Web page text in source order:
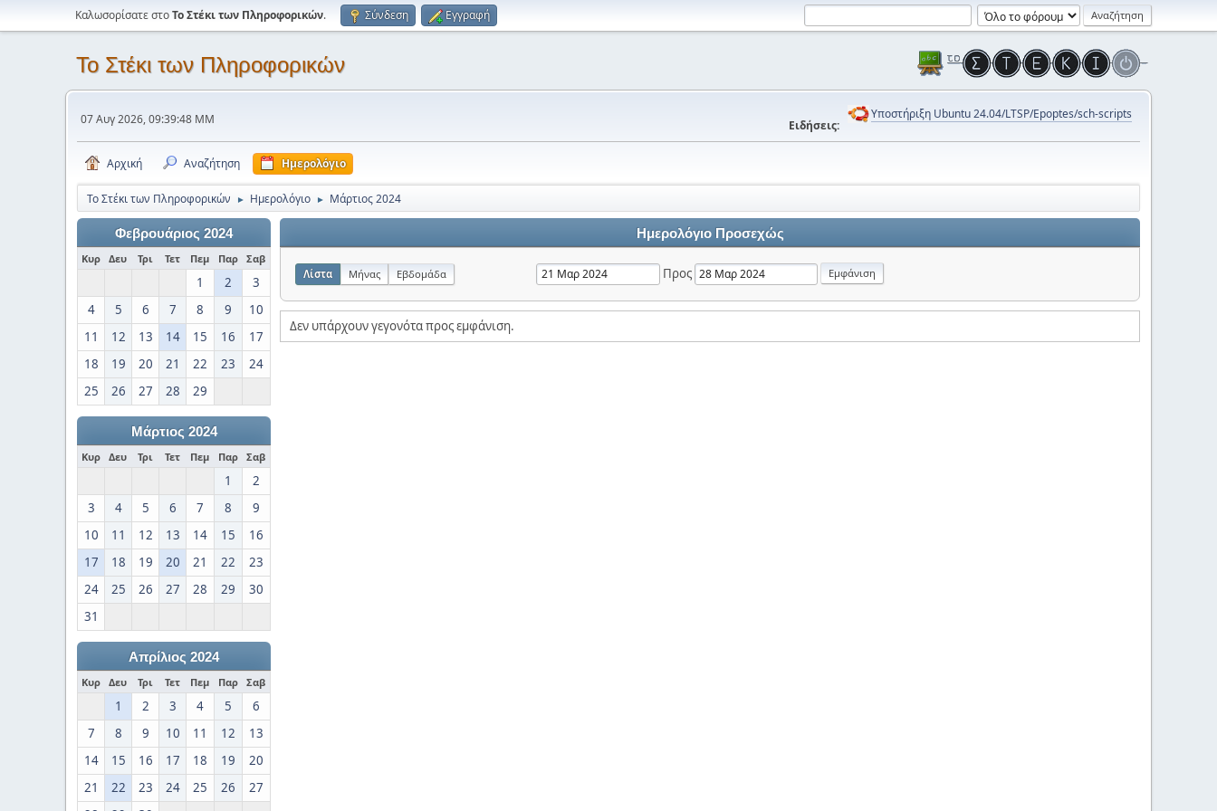
Καλωσορίσατε στοΤο Στέκι των Πληροφορικών. Σύνδεση Εγγραφή
Το Στέκι των Πληροφορικών
07 Αυγ 2026, 09:39:48 ΜΜ Ειδήσεις:
Υποστήριξη Ubuntu 24.04/LTSP/Epoptes/sch-scripts
Αρχική Αναζήτηση Ημερολόγιο
Το Στέκι των Πληροφορικών ► Ημερολόγιο ► Μάρτιος 2024
Φεβρουάριος 2024
Κυρ Δευ Τρι Τετ Πεμ Παρ Σαβ
1 2
3
4
5 6 7 8 9
10
11
12 13 14 15 16
17
18
19 20 21 22 23
24
25
26 27 28 29
Μάρτιος 2024
Κυρ Δευ Τρι Τετ Πεμ Παρ Σαβ
1
2
3
4 5 6 7 8
9
10
11 12 13 14 15
16
17
18 19 20 21 22
23
24
25 26 27 28 29
30
31
Απρίλιος 2024
Κυρ Δευ Τρι Τετ Πεμ Παρ Σαβ
1 2 3 4 5
6
7
8 9 10 11 12
13
14
15 16 17 18 19
20
21
22 23 24 25 26
27
Ημερολόγιο Προσεχώς
Λίστα Μήνας Εβδομάδα Προς
Δεν υπάρχουν γεγονότα προς εμφάνιση.